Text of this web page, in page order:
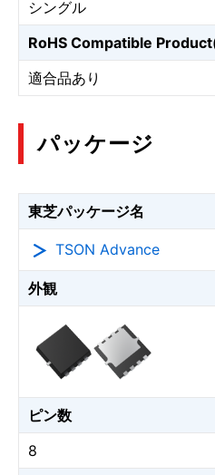
シングル
RoHS Compatible
適合品あり
パッケージ
東芝パッケージ名
TSON Advance
外観
ピン数
8